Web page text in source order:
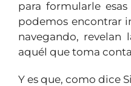
para formularle
podemos encontrar
navegando, revelan
aquél que toma
Y es que, como dice